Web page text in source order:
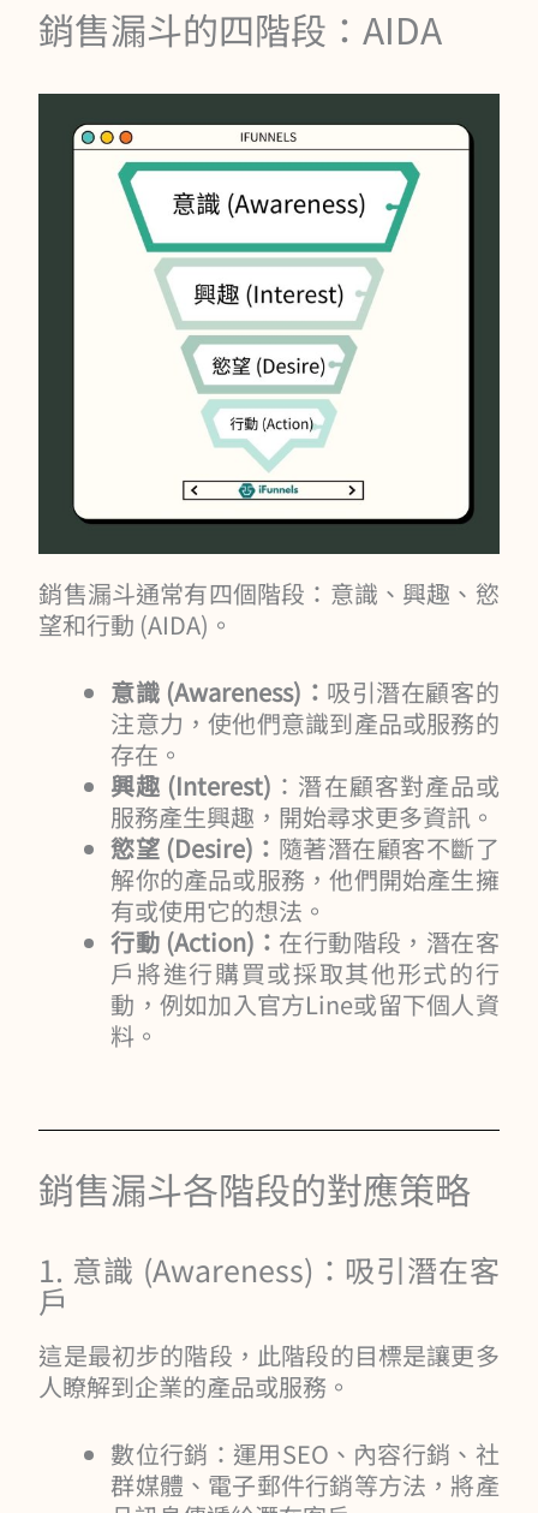
銷售漏斗的四階段：AIDA
銷售漏斗通常有四個階段：意識、興趣、慾
望和行動 (AIDA)。
意識 (Awareness)： 吸引潛在顧客的
注意力，使他們意識到產品或服務的
存在。
興趣 (Interest) ：潛在顧客對產品或
服務產生興趣，開始尋求更多資訊。
慾望 (Desire)： 隨著潛在顧客不斷了
解你的產品或服務，他們開始產生擁
有或使用它的想法。
行動 (Action)： 在行動階段，潛在客
戶將進行購買或採取其他形式的行
動，例如加入官方Line或留下個人資
料。
銷售漏斗各階段的對應策略
1. 意識 (Awareness)：吸引潛在客
戶
這是最初步的階段，此階段的目標是讓更多
人瞭解到企業的產品或服務。
數位行銷：運用SEO、內容行銷、社
群媒體、電子郵件行銷等方法，將產